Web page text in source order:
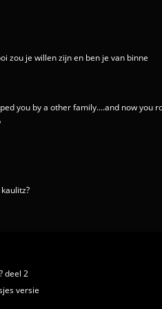
zou je willen zijn en ben je van binne
you by a other family....and now you
deel 2
versie